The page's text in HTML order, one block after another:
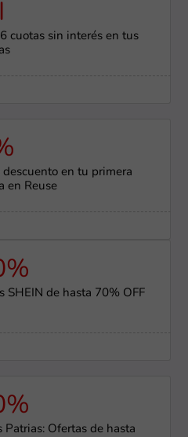
cuotas sin interés en tus
descuento en tu primera
en Reuse
SHEIN de hasta 70% OFF
Patrias: Ofertas de hasta